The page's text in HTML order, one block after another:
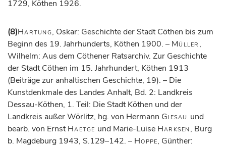
1729, Köthen 1926.
(8)Hartung, Oskar: Geschichte der Stadt Cöthen bis zum
Beginn des 19. Jahrhunderts, Köthen 1900. – Müller,
Wilhelm: Aus dem Cöthener Ratsarchiv. Zur Geschichte
der Stadt Cöthen im 15. Jahrhundert, Köthen 1913
(Beiträge zur anhaltischen Geschichte, 19). – Die
Kunstdenkmale des Landes Anhalt, Bd. 2: Landkreis
Dessau-Köthen, 1. Teil: Die Stadt Köthen und der
Landkreis außer Wörlitz, hg. von Hermann Giesau und
bearb. von ErnstHaetge und Marie-Luise Harksen, Burg
b. Magdeburg 1943, S.129–142. – Hoppe, Günther: